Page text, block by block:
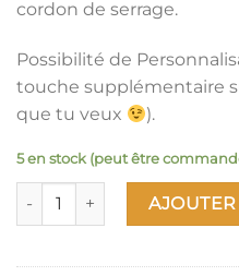
cordon de serrage.
Possibilité de
touche supplémentaire
que tu veux
).
5 en stock (peut être
quantité de AMON-24